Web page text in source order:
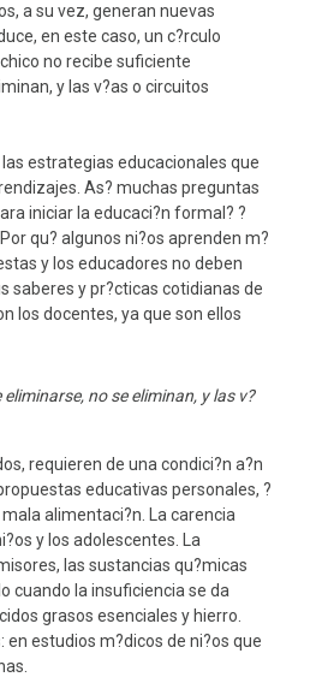
a su vez, generan nuevas
en este caso, un c?rculo
no recibe suficiente
y las v?as o circuitos
estrategias educacionales que
As? muchas preguntas
iniciar la educaci?n formal? ?
qu? algunos ni?os aprenden m?
y los educadores no deben
saberes y pr?cticas cotidianas de
los docentes, ya que son ellos
no se eliminan, y las v?
requieren de una condici?n a?n
educativas personales, ?
alimentaci?n. La carencia
y los adolescentes. La
las sustancias qu?micas
cuando la insuficiencia se da
grasos esenciales y hierro.
estudios m?dicos de ni?os que